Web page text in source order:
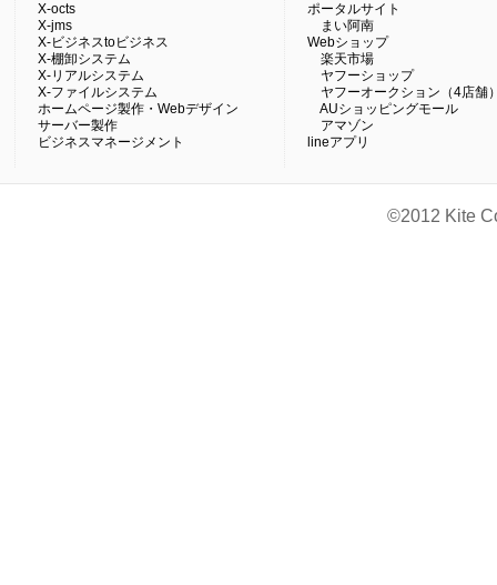
X-octs
X-jms
X-ビジネスtoビジネス
X-棚卸システム
X-リアルシステム
X-ファイルシステム
ホームページ製作・Webデザイン
サーバー製作
ビジネスマネージメント
ポータルサイト
まい阿南
Webショップ
楽天市場
ヤフーショップ
ヤフーオークション（4店舗
AUショッピングモール
アマゾン
lineアプリ
©2012 Kite